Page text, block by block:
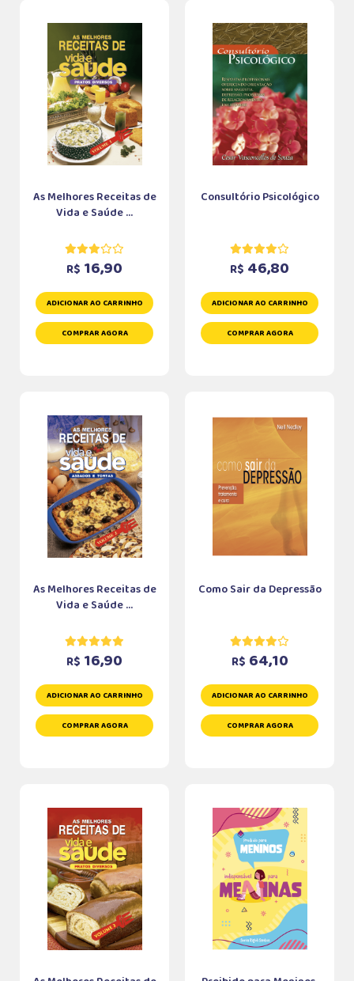
As Melhores Receitas de
Vida e Saúde ...
R$ 16,90
ADICIONAR AO CARRINHO
COMPRAR AGORA
Consultório Psicológico
R$ 46,80
ADICIONAR AO CARRINHO
COMPRAR AGORA
As Melhores Receitas de
Vida e Saúde ...
R$ 16,90
ADICIONAR AO CARRINHO
COMPRAR AGORA
Como Sair da Depressão
R$ 64,10
ADICIONAR AO CARRINHO
COMPRAR AGORA